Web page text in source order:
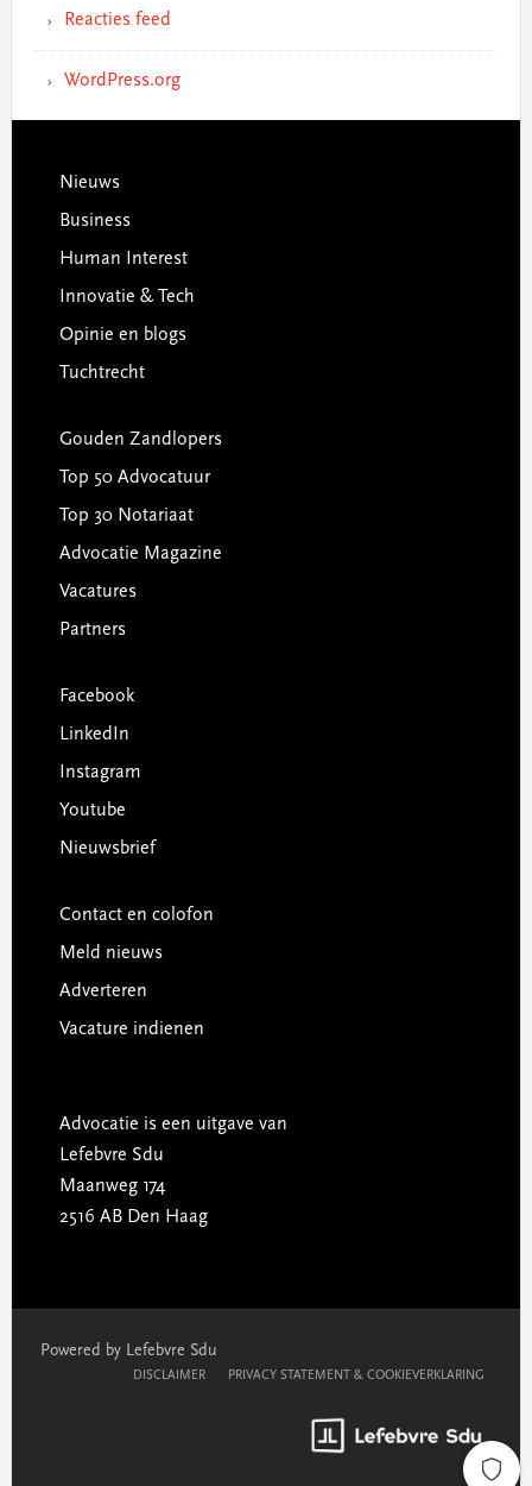
Reacties feed
WordPress.org
Footer
Nieuws
Business
Human Interest
Innovatie & Tech
Opinie en blogs
Tuchtrecht
Gouden Zandlopers
Top 50 Advocatuur
Top 30 Notariaat
Advocatie Magazine
Vacatures
Partners
Facebook
LinkedIn
Instagram
Youtube
Nieuwsbrief
Contact en colofon
Meld nieuws
Adverteren
Vacature indienen
Advocatie is een uitgave van
Lefebvre Sdu
Maanweg 174
2516 AB Den Haag
Powered by Lefebvre Sdu
DISCLAIMER PRIVACY STATEMENT & COOKIEVERKLARING